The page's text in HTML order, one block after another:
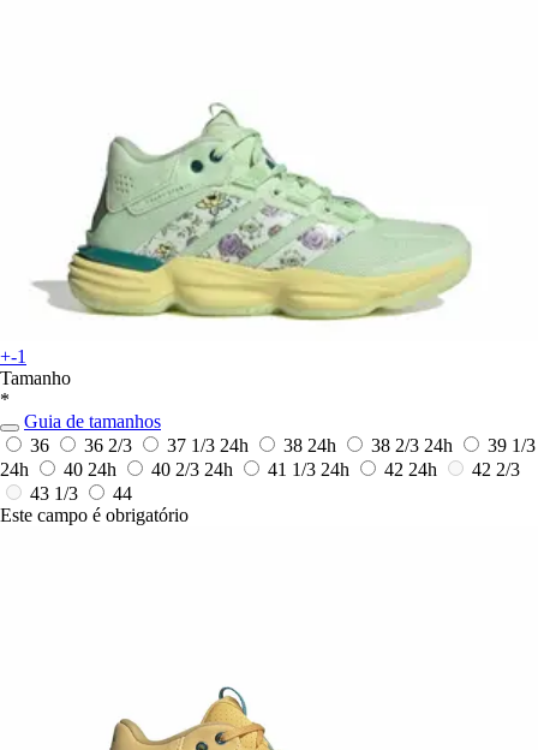
+-1
Tamanho
*
Guia de tamanhos
36
36 2/3 37 1/3 24h 38 24h 38 2/3 24h
39 1/3
24h
40 24h 40 2/3 24h 41 1/3 24h 42 24h
42 2/3
43 1/3
44
Este campo é obrigatório